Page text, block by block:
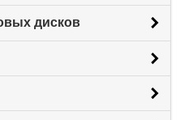
дисков